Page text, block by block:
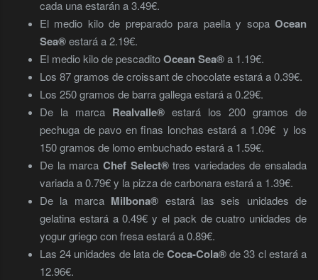
cada una estarán a 3.49€.
El medio kilo de preparado para paella y sopa Ocean
Sea®estará a 2.19€.
El medio kilo de pescaditoOcean Sea®a 1.19€.
Los 87 gramos de croissant de chocolate estará a 0.39€.
Los 250 gramos de barra gallega estará a 0.29€.
De la marca Realvalle® estará los 200 gramos de
pechuga de pavo en finas lonchas estará a 1.09€ y los
150 gramos de lomo embuchado estará a 1.59€.
De la marca Chef Select®tres variedades de ensalada
variada a 0.79€ y la pizza de carbonara estará a 1.39€.
De la marca Milbona® estará las seis unidades de
gelatina estará a 0.49€ y el pack de cuatro unidades de
yogur griego con fresa estará a 0.89€.
Las 24 unidades de lata deCoca-Cola®de 33 cl estará a
12.96€.